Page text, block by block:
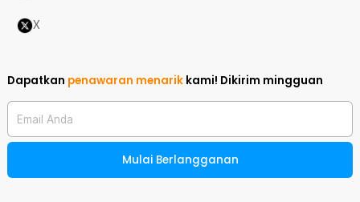
X
Dapatkan penawaran menarik kami! Dikirim mingguan
Email Anda
Mulai Berlangganan